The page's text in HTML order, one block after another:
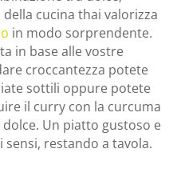
cucina thai valorizza
in modo sorprendente.
in base alle vostre
croccantezza potete
sottili oppure potete
il curry con la curcuma
Un piatto gustoso e
restando a tavola.